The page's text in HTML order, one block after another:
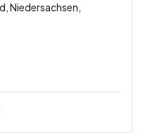
Niedersachsen,